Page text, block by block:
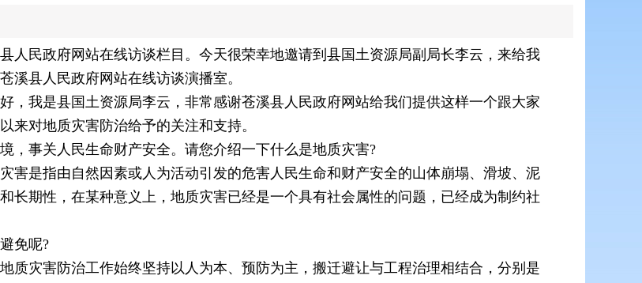
人民政府网站在线访谈栏目。今天很荣幸地邀请到县国土资源局副局长李云，来给我
溪县人民政府网站在线访谈演播室。
，我是县国土资源局李云，非常感谢苍溪县人民政府网站给我们提供这样一个跟大家
来对地质灾害防治给予的关注和支持。
，事关人民生命财产安全。请您介绍一下什么是地质灾害?
害是指由自然因素或人为活动引发的危害人民生命和财产安全的山体崩塌、滑坡、泥
长期性，在某种意义上，地质灾害已经是一个具有社会属性的问题，已经成为制约社
免呢?
质灾害防治工作始终坚持以人为本、预防为主，搬迁避让与工程治理相结合，分别是